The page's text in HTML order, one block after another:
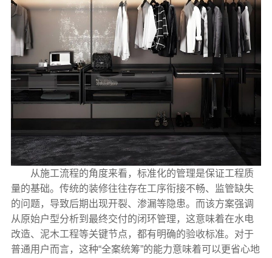
从施工流程的角度来看，标准化的管理是保证工程质
量的基础。传统的装修往往存在工序衔接不畅、监管缺失
的问题，导致后期出现开裂、渗漏等隐患。而该方案强调
从原始户型分析到最终交付的闭环管理，这意味着在水电
改造、泥木工程等关键节点，都有明确的验收标准。对于
普通用户而言，这种“全案统筹”的能力意味着可以更省心地